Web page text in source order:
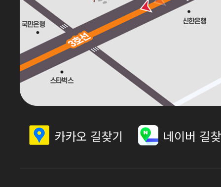
카카오 길찾기 네이버 길